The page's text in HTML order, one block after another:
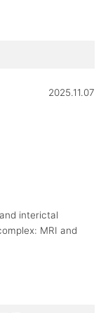
2025.11.07
interictal
MRI and